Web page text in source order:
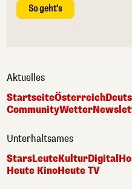
So geht's
Aktuelles
StartseiteÖsterreich
CommunityWetter
Unterhaltsames
StarsLeuteKulturDigital
Heute KinoHeute TV